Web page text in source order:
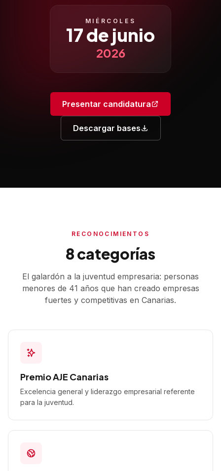
MIÉRCOLES
17 de junio
2026
Presentar candidatura
Descargar bases
RECONOCIMIENTOS
8 categorías
El galardón a la juventud empresaria: personas
menores de 41 años que han creado empresas
fuertes y competitivas en Canarias.
Premio AJE Canarias
Excelencia general y liderazgo empresarial referente
para la juventud.